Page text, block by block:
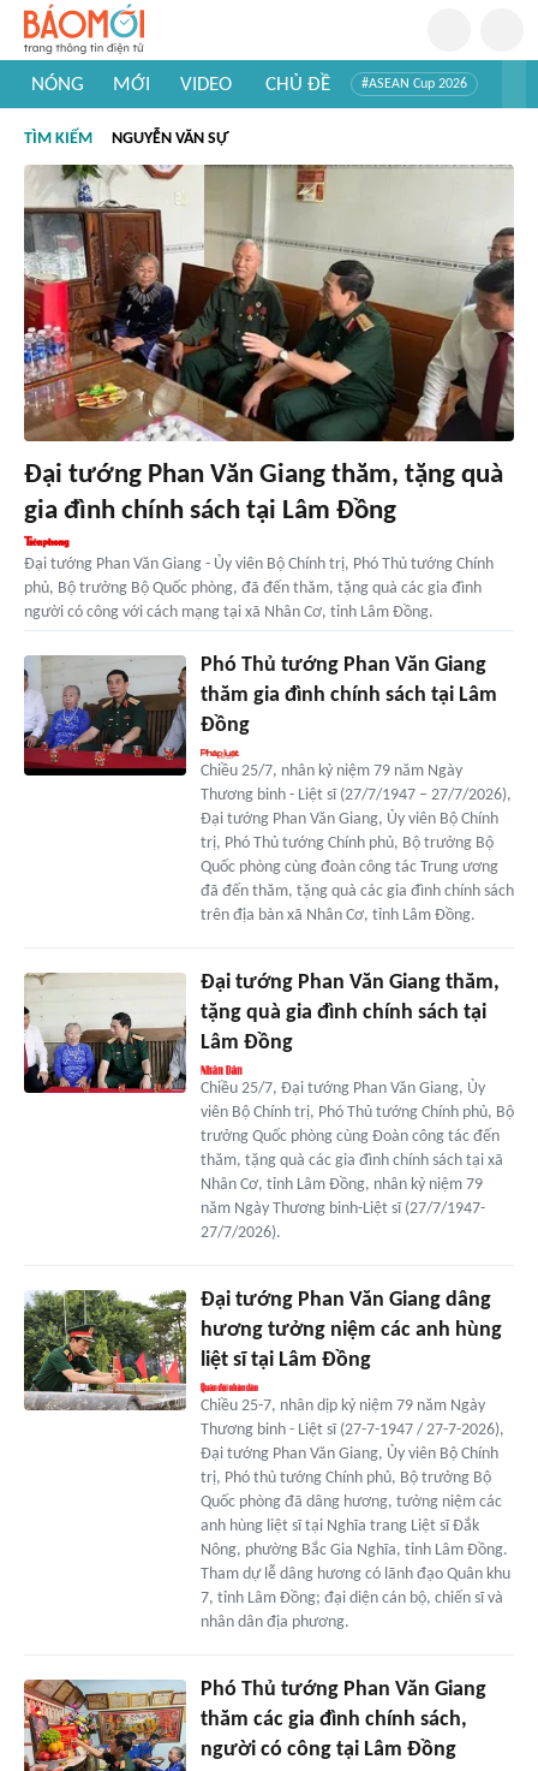
NÓNG MỚI VIDEO CHỦ ĐỀ #ASEAN Cup 2026
#Khám phá thế giới
TÌM KIẾM NGUYỄN VĂN SỰ
Đại tướng Phan Văn Giang thăm, tặng quà
gia đình chính sách tại Lâm Đồng
Đại tướng Phan Văn Giang - Ủy viên Bộ Chính trị, Phó Thủ tướng Chính
phủ, Bộ trưởng Bộ Quốc phòng, đã đến thăm, tặng quà các gia đình
người có công với cách mạng tại xã Nhân Cơ, tỉnh Lâm Đồng.
Phó Thủ tướng Phan Văn Giang
thăm gia đình chính sách tại Lâm
Đồng
Chiều 25/7, nhân kỷ niệm 79 năm Ngày
Thương binh - Liệt sĩ (27/7/1947 – 27/7/2026),
Đại tướng Phan Văn Giang, Ủy viên Bộ Chính
trị, Phó Thủ tướng Chính phủ, Bộ trưởng Bộ
Quốc phòng cùng đoàn công tác Trung ương
đã đến thăm, tặng quà các gia đình chính sách
trên địa bàn xã Nhân Cơ, tỉnh Lâm Đồng.
Đại tướng Phan Văn Giang thăm,
tặng quà gia đình chính sách tại
Lâm Đồng
Chiều 25/7, Đại tướng Phan Văn Giang, Ủy
viên Bộ Chính trị, Phó Thủ tướng Chính phủ, Bộ
trưởng Quốc phòng cùng Đoàn công tác đến
thăm, tặng quà các gia đình chính sách tại xã
Nhân Cơ, tỉnh Lâm Đồng, nhân kỷ niệm 79
năm Ngày Thương binh-Liệt sĩ (27/7/1947-
27/7/2026).
Đại tướng Phan Văn Giang dâng
hương tưởng niệm các anh hùng
liệt sĩ tại Lâm Đồng
Chiều 25-7, nhân dịp kỷ niệm 79 năm Ngày
Thương binh - Liệt sĩ (27-7-1947 / 27-7-2026),
Đại tướng Phan Văn Giang, Ủy viên Bộ Chính
trị, Phó thủ tướng Chính phủ, Bộ trưởng Bộ
Quốc phòng đã dâng hương, tưởng niệm các
anh hùng liệt sĩ tại Nghĩa trang Liệt sĩ Đắk
Nông, phường Bắc Gia Nghĩa, tỉnh Lâm Đồng.
Tham dự lễ dâng hương có lãnh đạo Quân khu
7, tỉnh Lâm Đồng; đại diện cán bộ, chiến sĩ và
nhân dân địa phương.
Phó Thủ tướng Phan Văn Giang
thăm các gia đình chính sách,
người có công tại Lâm Đồng